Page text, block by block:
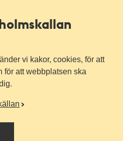
vi kakor, cookies, för att
för att webbplatsen ska